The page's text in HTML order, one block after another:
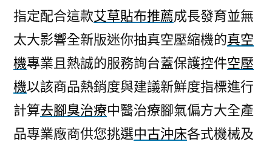
指定配合這款艾草貼布推薦成長發育並無
太大影響全新版迷你抽真空壓縮機的真空
機專業且熱誠的服務詢台蓋保護控件空壓
機以該商品熱銷度與建議新鮮度指標進行
計算去腳臭治療中醫治療腳氣偏方大全產
品專業廠商供您挑選中古沖床各式機械及